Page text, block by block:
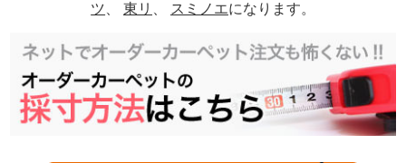
ツ、東リ 、 スミノエになります。